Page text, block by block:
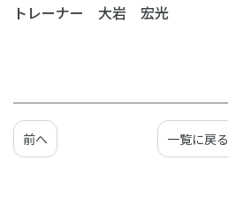
トレーナー 大岩 宏光
前へ 一覧に戻る